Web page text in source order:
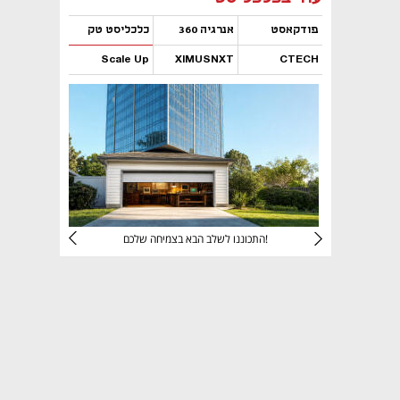
פודקאסט אנרגיה 360 כלכליסט טק
CTECH
XIMUSNXT
Scale Up
נפתח בכרטיסייה חדשה
התכוננו לשלב הבא בצמיחה שלכם!
נפתח בכרטיסייה חדשה